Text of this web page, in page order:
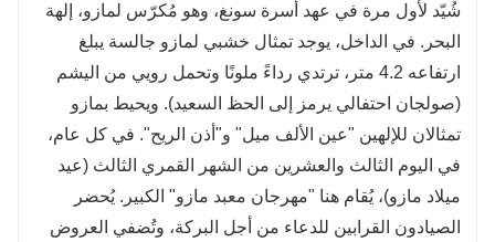
شُيّد لأول مرة في عهد أسرة سونغ، وهو مُكرّس لمازو، إلهة
البحر. في الداخل، يوجد تمثال خشبي لمازو جالسة يبلغ
ارتفاعه 4.2 متر، ترتدي رداءً ملونًا وتحمل رويي من اليشم
(صولجان احتفالي يرمز إلى الحظ السعيد). ويحيط بمازو
تمثالان للإلهين "عين الألف ميل" و"أذن الريح". في كل عام،
في اليوم الثالث والعشرين من الشهر القمري الثالث (عيد
ميلاد مازو)، يُقام هنا "مهرجان معبد مازو" الكبير. يُحضر
الصيادون القرابين للدعاء من أجل البركة، وتُضفي العروض